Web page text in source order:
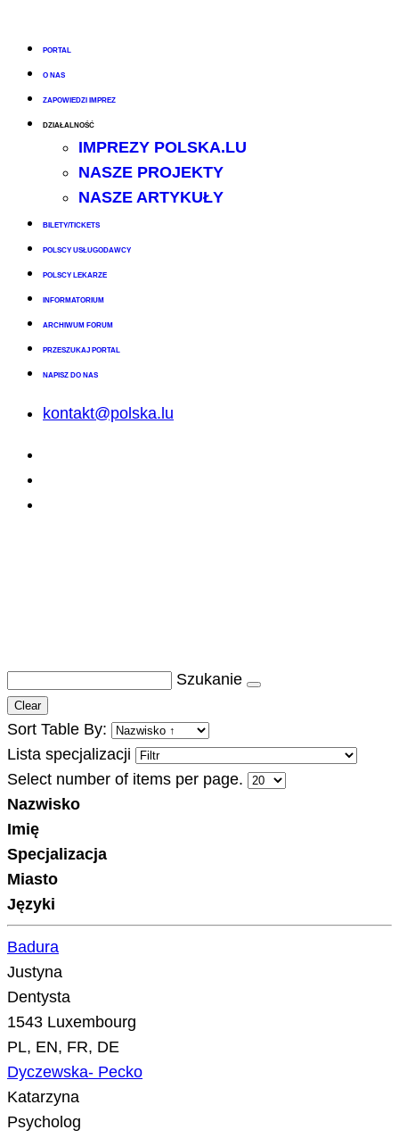
PORTAL
O NAS
ZAPOWIEDZI IMPREZ
DZIAŁALNOŚĆ
IMPREZY POLSKA.LU
NASZE PROJEKTY
NASZE ARTYKUŁY
BILETY/TICKETS
POLSCY USŁUGODAWCY
POLSCY LEKARZE
INFORMATORIUM
ARCHIWUM FORUM
PRZESZUKAJ PORTAL
NAPISZ DO NAS
kontakt@polska.lu
Szukanie
Clear
Sort Table By:
Lista specjalizacji
Select number of items per page.
Nazwisko
Imię
Specjalizacja
Miasto
Języki
Badura
Justyna
Dentysta
1543 Luxembourg
PL, EN, FR, DE
Dyczewska- Pecko
Katarzyna
Psycholog